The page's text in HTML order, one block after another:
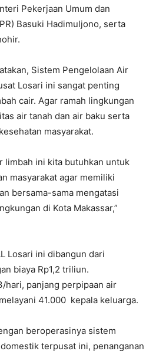
Pekerjaan Umum dan
Basuki Hadimuljono, serta
Sistem Pengelolaan Air
Losari ini sangat penting
cair. Agar ramah lingkungan
air tanah dan air baku serta
masyarakat.
limbah ini kita butuhkan untuk
masyarakat agar memiliki
bersama-sama mengatasi
di Kota Makassar,”
Losari ini dibangun dari
biaya Rp1,2 triliun.
hari, panjang perpipaan air
41.000 kepala keluarga.
beroperasinya sistem
terpusat ini, penanganan